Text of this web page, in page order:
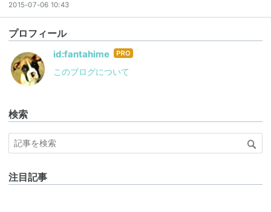
2015-07-06 10:43
プロフィール
id:fantahime はて
ログ
このブログについて
検索
注目記事